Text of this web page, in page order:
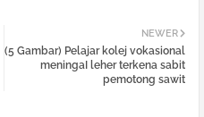
atsa
NEWER
(5 Gambar) Pelajar kolej vokasional
meningaI leher terkena sabit
pemotong sawit